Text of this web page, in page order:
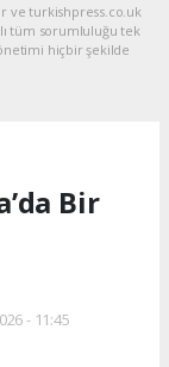
ve turkishpress.co.uk
tüm sorumluluğu tek
hiçbir şekilde
Bir
- 11:45